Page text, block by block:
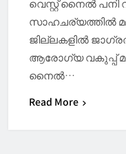
വെസ്റ്റ് നൈല്‍ പനി
സാഹചര്യത്തില്‍
ജില്ലകളില്‍
ആരോഗ്യ വകുപ്പ്
നൈല്‍…
Read More